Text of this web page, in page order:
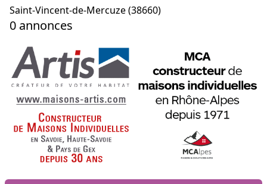
Saint-Vincent-de-Mercuze (38660)
0 annonces